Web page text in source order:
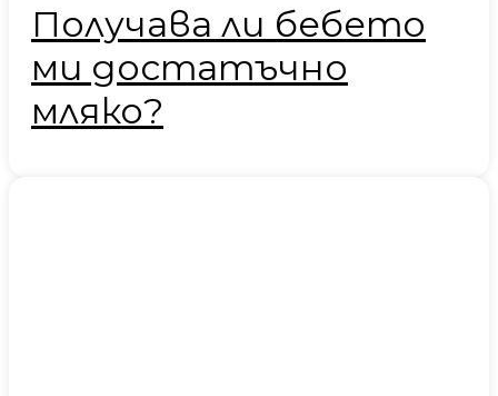
Получава ли бебето
ми достатъчно
мляко?